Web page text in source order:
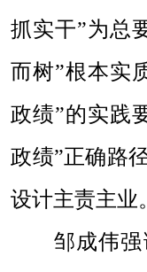
抓实干”为总
而树”根本实
政绩”的实践
政绩”正确路
设计主责主业
邹成伟强